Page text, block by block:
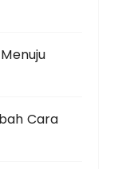
Cara